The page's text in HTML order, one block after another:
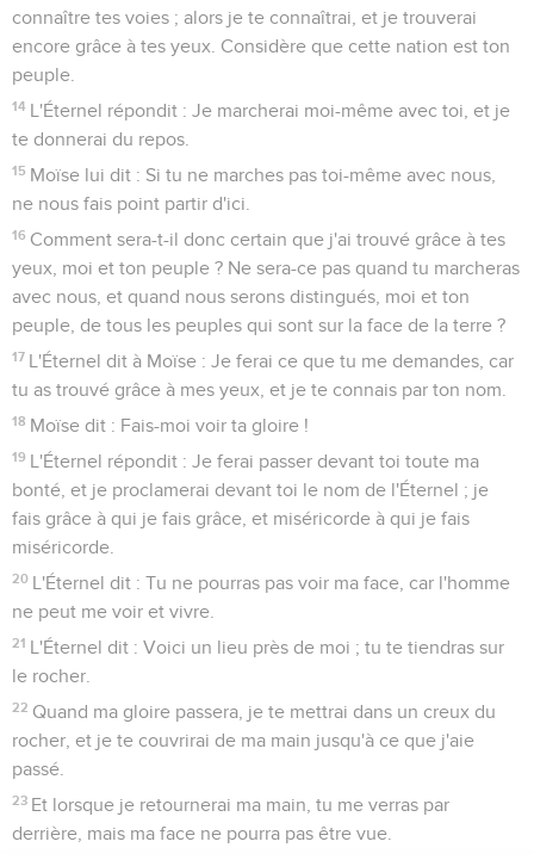
connaître tes voies ; alors je te connaîtrai, et je trouverai
encore grâce à tes yeux. Considère que cette nation est ton
peuple.
14 L'Éternel répondit : Je marcherai moi-même avec toi, et je
te donnerai du repos.
15 Moïse lui dit : Si tu ne marches pas toi-même avec nous,
ne nous fais point partir d'ici.
16 Comment sera-t-il donc certain que j'ai trouvé grâce à tes
yeux, moi et ton peuple ? Ne sera-ce pas quand tu marcheras
avec nous, et quand nous serons distingués, moi et ton
peuple, de tous les peuples qui sont sur la face de la terre ?
17 L'Éternel dit à Moïse : Je ferai ce que tu me demandes, car
tu as trouvé grâce à mes yeux, et je te connais par ton nom.
18 Moïse dit : Fais-moi voir ta gloire !
19 L'Éternel répondit : Je ferai passer devant toi toute ma
bonté, et je proclamerai devant toi le nom de l'Éternel ; je
fais grâce à qui je fais grâce, et miséricorde à qui je fais
miséricorde.
20 L'Éternel dit : Tu ne pourras pas voir ma face, car l'homme
ne peut me voir et vivre.
21 L'Éternel dit : Voici un lieu près de moi ; tu te tiendras sur
le rocher.
22 Quand ma gloire passera, je te mettrai dans un creux du
rocher, et je te couvrirai de ma main jusqu'à ce que j'aie
passé.
23 Et lorsque je retournerai ma main, tu me verras par
derrière, mais ma face ne pourra pas être vue.